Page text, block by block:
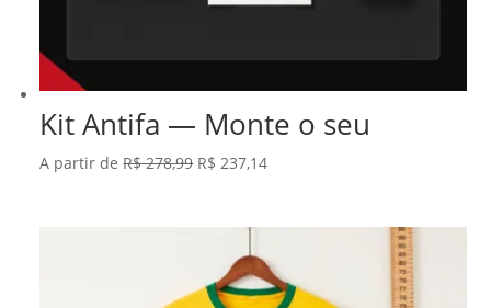
Kit Antifa — Monte o seu
A partir deR$278,99 O
R$ 278,99.
R$ 237,14O
R$ 237,14.